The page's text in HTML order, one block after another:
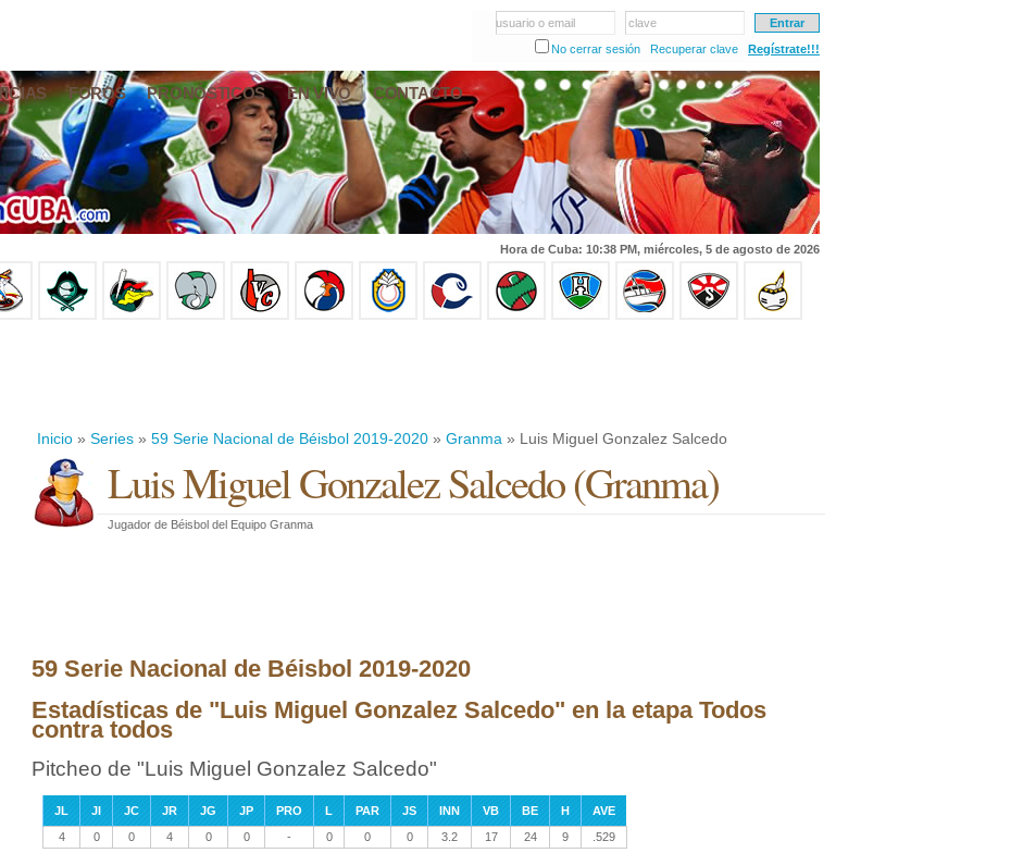
usuario o email
clave
No cerrar sesión
Recuperar clave Regístrate!!!
FOROS PRONÓSTICOS EN VIVO CONTACTO
Hora de Cuba: 10:38 PM, miércoles, 5 de agosto de 2026
Inicio » Series » 59 Serie Nacional de Béisbol 2019-2020 » Granma » Luis Miguel Gonzalez Salcedo
Luis Miguel Gonzalez Salcedo(Granma)
Jugador de Béisbol del Equipo Granma
59 Serie Nacional de Béisbol 2019-2020
Estadísticas de "Luis Miguel Gonzalez Salcedo" en la etapa Todos
contra todos
Pitcheo de "Luis Miguel Gonzalez Salcedo"
JL JI JC JR JG JP PRO L PAR JS INN VB BE H
AVE
4
0 0 4 0 0 - 0 0 0 3.2 17 24 9 .529